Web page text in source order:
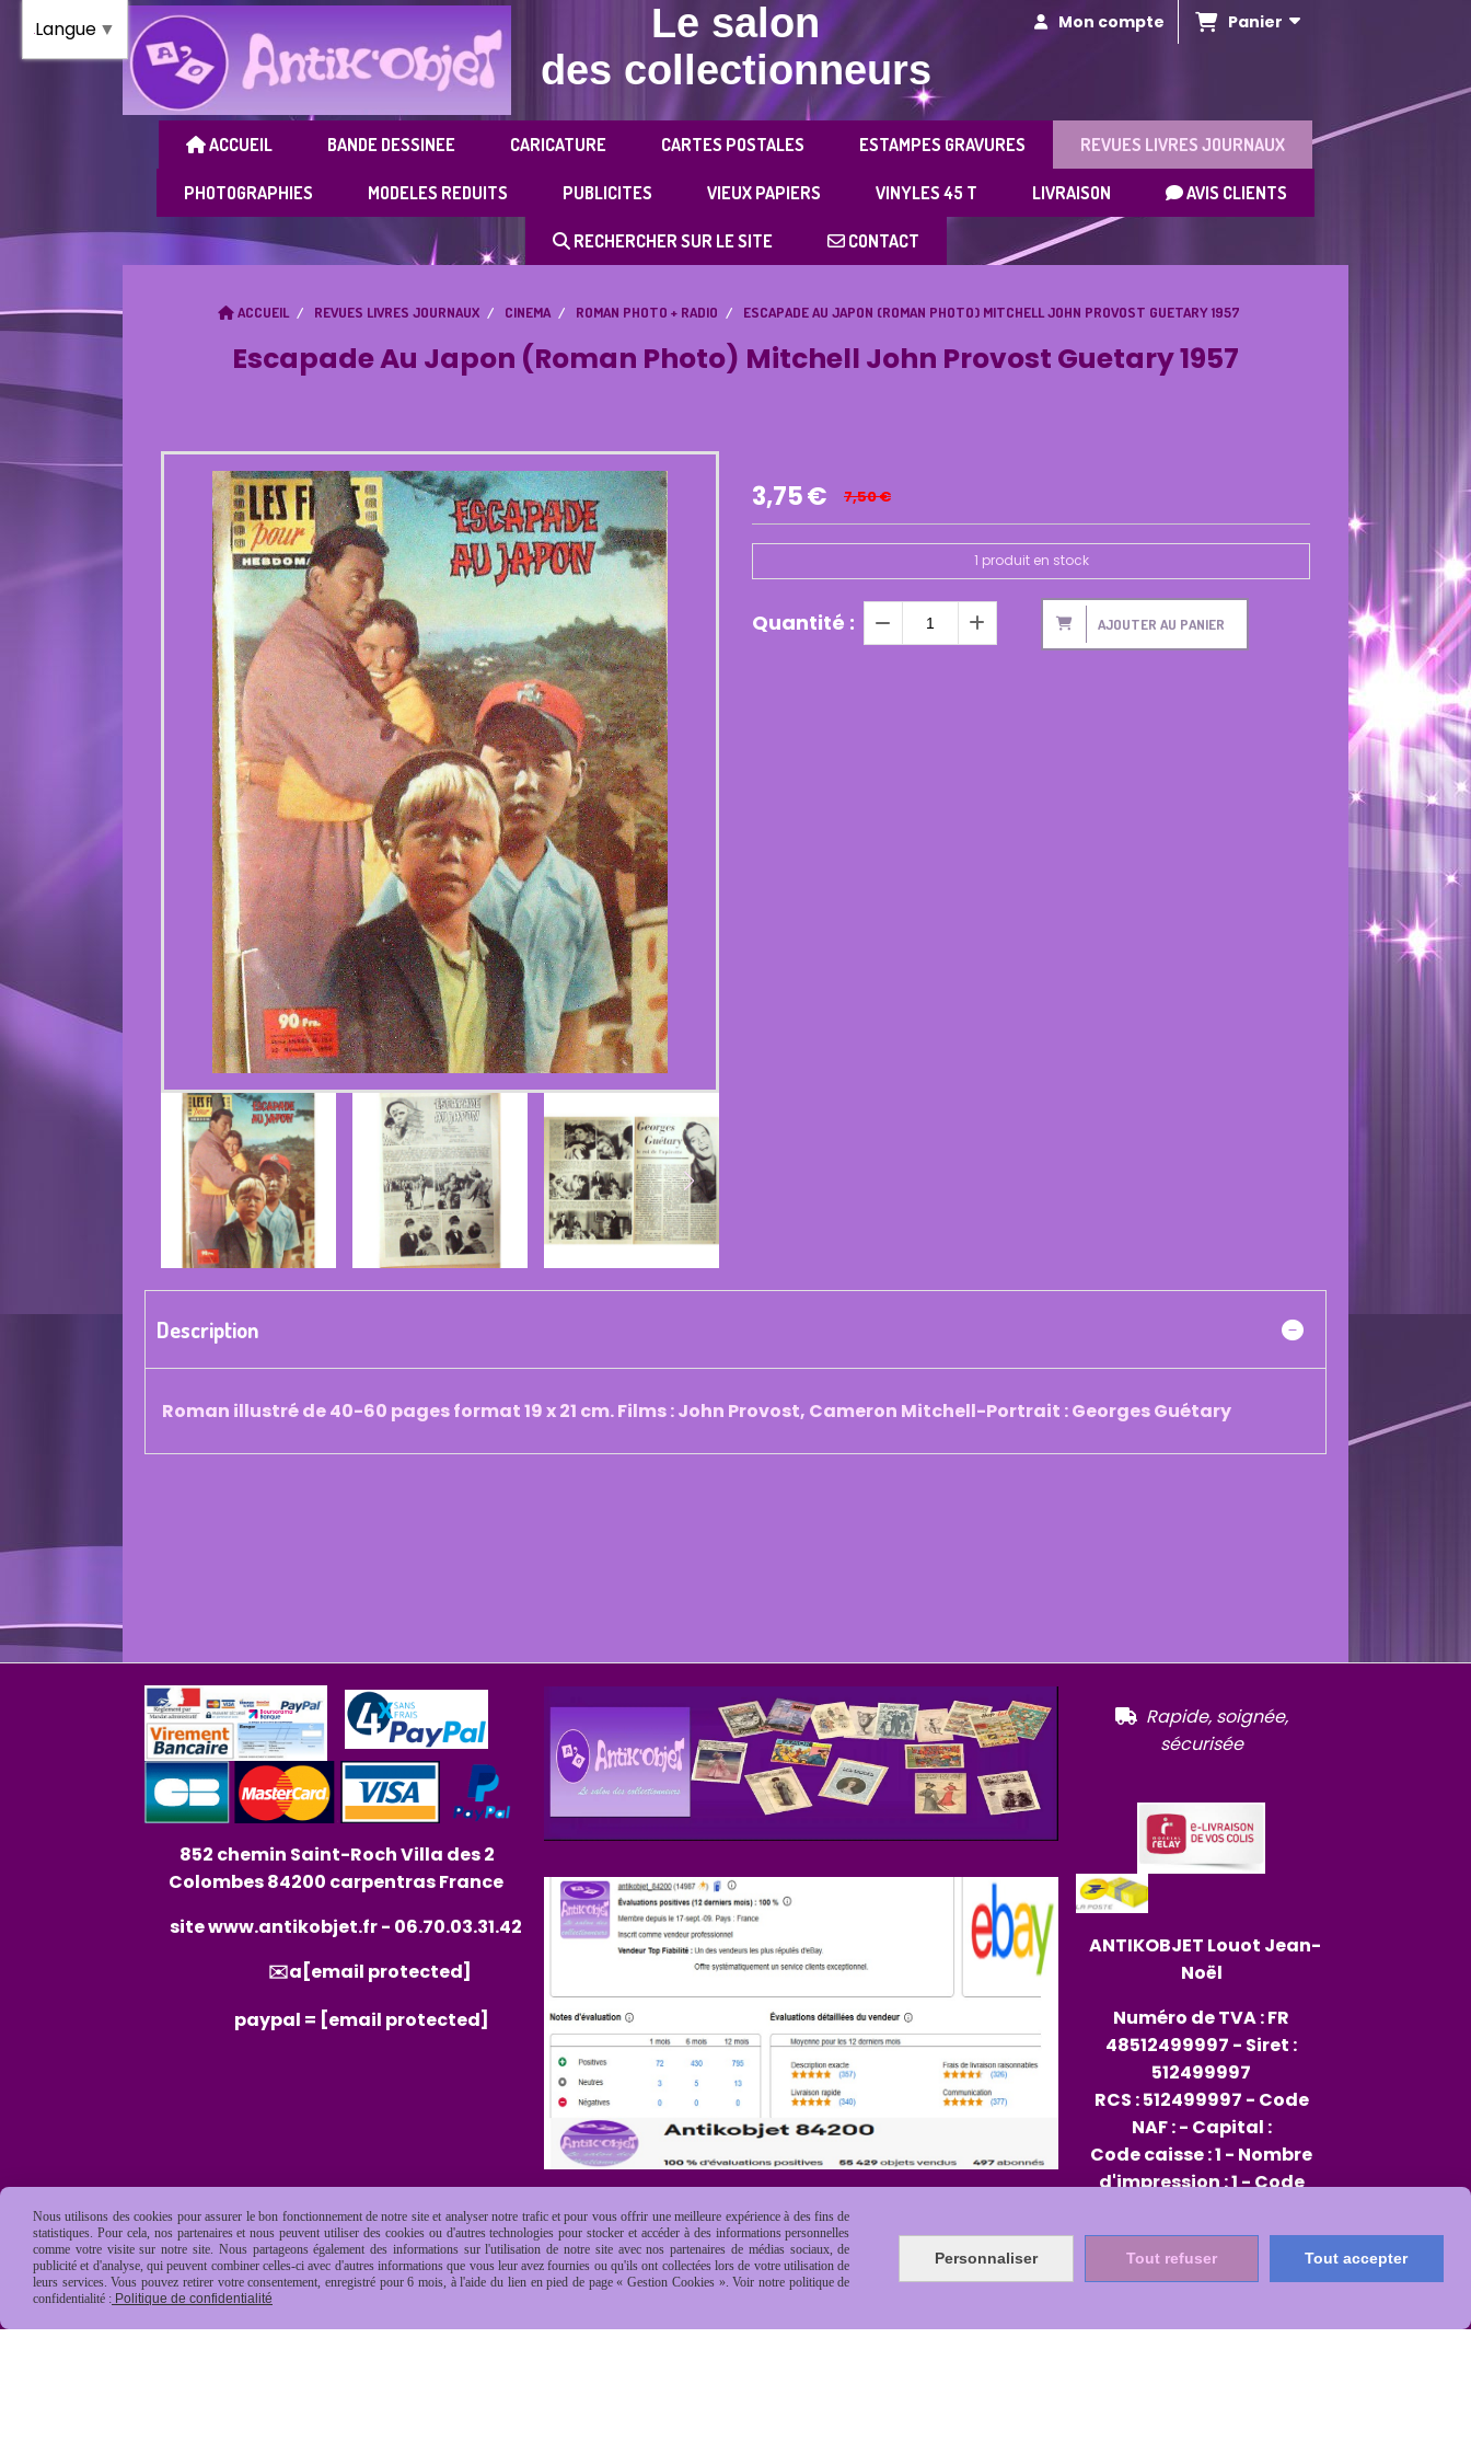
Le salon
des collectionneurs
Mon compte Panier
ACCUEIL BANDE DESSINEE CARICATURE CARTES POSTALES ESTAMPES GRAVURES REVUES LIVRES JOURNAUX
PHOTOGRAPHIES MODELES REDUITS PUBLICITES VIEUX PAPIERS VINYLES 45 T LIVRAISON AVIS CLIENTS
RECHERCHER SUR LE SITE CONTACT
ACCUEIL REVUES LIVRES JOURNAUX CINEMA ROMAN PHOTO + RADIO ESCAPADE AU JAPON (ROMAN PHOTO) MITCHELL JOHN PROVOST GUETARY 1957
Escapade Au Japon (Roman Photo) Mitchell John Provost Guetary 1957
3,75€ 7,50€
1 produit en stock
Quantité : AJOUTER AU PANIER
Description
Roman illustré de 40-60 pages format 19 x 21 cm. Films : John Provost, Cameron Mitchell-Portrait : Georges Guétary
852 chemin Saint-Roch Villa des 2
Colombes 84200 carpentras France
sitewww.antikobjet.fr- 06.70.03.31.42
✉️a [email protected]
paypal = [email protected]
 Rapide, soignée,
sécurisée
ANTIKOBJET Louot Jean-
Noël
Numéro de TVA : FR
48512499997 - Siret :
512499997
RCS : 512499997 - Code
NAF : - Capital :
Code caisse : 1 - Nombre
d'impression : 1 - Code
Rep PAP FR334013_01JXMD
Langue ▼
Panneau de gestion des cookies
Nous utilisons des cookies pour assurer le bon fonctionnement de notre site et analyser notre trafic et pour vous offrir une meilleure expérience à des fins de
statistiques. Pour cela, nos partenaires et nous peuvent utiliser des cookies ou d'autres technologies pour stocker et accéder à des informations personnelles
comme votre visite sur notre site. Nous partageons également des informations sur l'utilisation de notre site avec nos partenaires de médias sociaux, de
publicité et d'analyse, qui peuvent combiner celles-ci avec d'autres informations que vous leur avez fournies ou qu'ils ont collectées lors de votre utilisation de
leurs services. Vous pouvez retirer votre consentement, enregistré pour 6 mois, à l'aide du lien en pied de page « Gestion Cookies ». Voir notre politique de
confidentialité : Politique de confidentialité
Personnaliser Tout refuser Tout accepter